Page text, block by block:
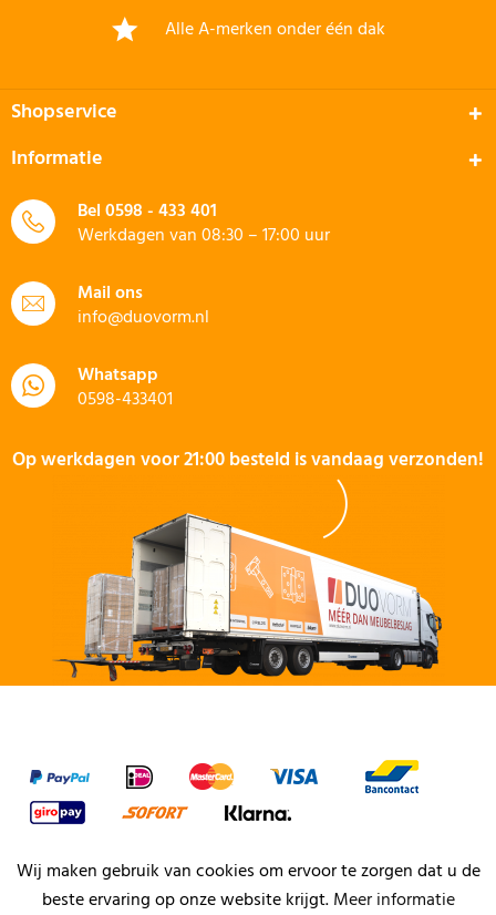
Alle A-merken onder één dak
Shopservice
Informatie
Bel0598 - 433 401
Werkdagen van 08:30 – 17:00 uur
Mail ons
info@duovorm.nl
Whatsapp
0598-433401
Op werkdagen voor 21:00 besteld is vandaag verzonden!
Wij maken gebruik van cookies om ervoor te zorgen dat u de
beste ervaring op onze website krijgt.Meer informatie